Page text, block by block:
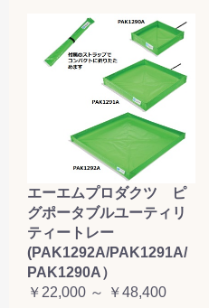
エーエムプロダクツ ピ
グポータブルユーティリ
ティートレー
(PAK1292A/PAK1291A/
PAK1290A）
￥22,000 ～ ￥48,400